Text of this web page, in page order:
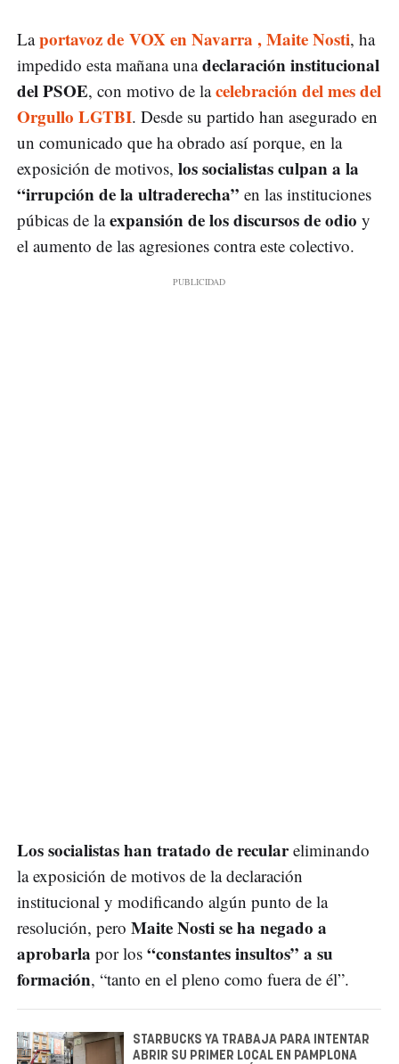
Laportavoz de VOX en Navarra , Maite Nosti, ha
impedido esta mañana unadeclaración institucional
del PSOE, con motivo de lacelebración del mes del
Orgullo LGTBI. Desde su partido han asegurado en
un comunicado que ha obrado así porque, en la
exposición de motivos, los socialistas culpan a la
“irrupción de la ultraderecha” en las instituciones
púbicas de laexpansión de los discursos de odio y
el aumento de las agresiones contra este colectivo.
Los socialistas han tratado de reculareliminando
la exposición de motivos de la declaración
institucional y modificando algún punto de la
resolución, pero Maite Nosti se ha negado a
aprobarla por los “constantes insultos” a su
formación, “tanto en el pleno como fuera de él”.
STARBUCKS YA TRABAJA PARA INTENTAR
ABRIR SU PRIMER LOCAL EN PAMPLONA